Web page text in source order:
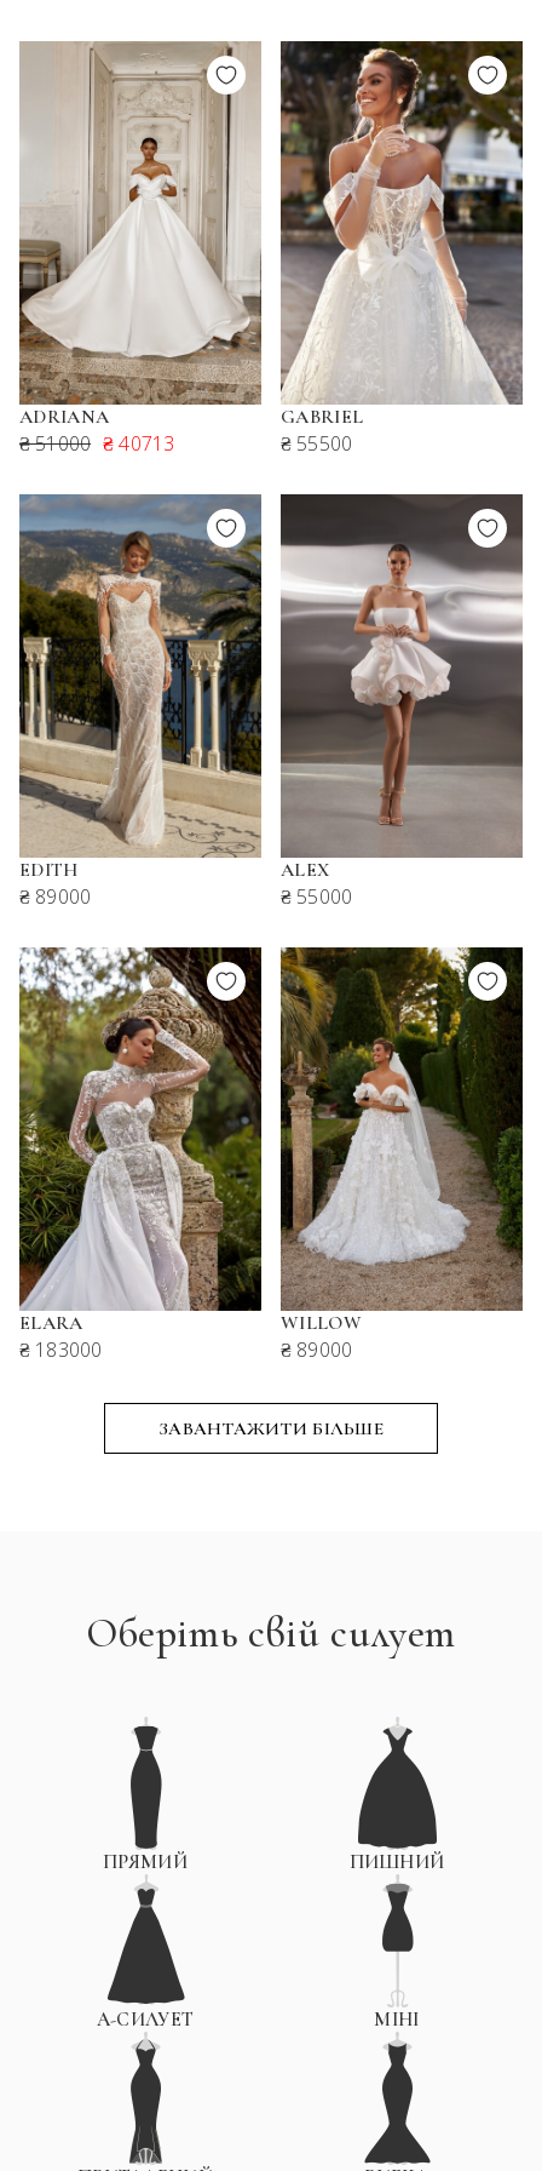
ADRIANA
₴ 51000 ₴ 40713
GABRIEL
₴ 55500
EDITH
₴ 89000
ALEX
₴ 55000
ELARA
₴ 183000
WILLOW
₴ 89000
Оберіть свій силует
ПРЯМИЙ ПИШНИЙ
А-СИЛУЕТ МІНІ